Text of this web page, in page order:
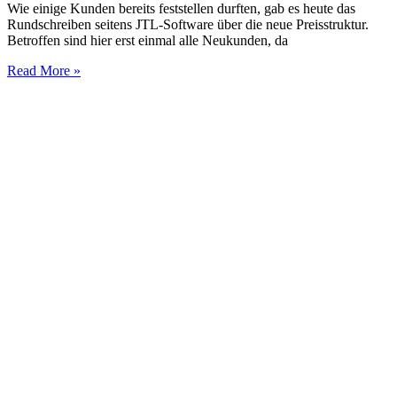
Wie einige Kunden bereits feststellen durften, gab es heute das
Rundschreiben seitens JTL-Software über die neue Preisstruktur.
Betroffen sind hier erst einmal alle Neukunden, da
Read More »